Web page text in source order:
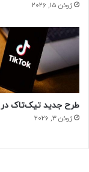
ژوئن 15, 2026
طرح جدید تیک‌تاک
ژوئن 3, 2026